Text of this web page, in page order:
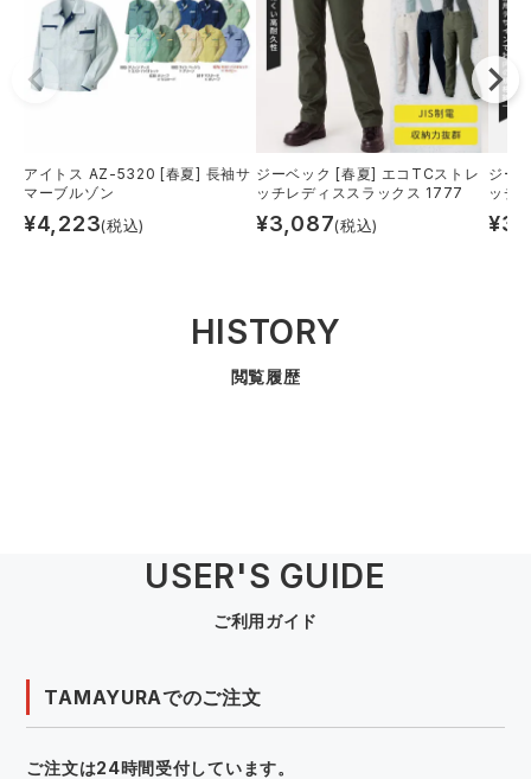
アイトス AZ-5320 [春夏] 長袖サ
マーブルゾン
¥4,223(税込)
ジーベック [春夏] エコTCストレ
ッチレディススラックス 1777
¥3,087(税込)
ジー
ッチ
¥
HISTORY
閲覧履歴
USER'S GUIDE
ご利用ガイド
TAMAYURAでのご注文
ご注文は24時間受付しています。